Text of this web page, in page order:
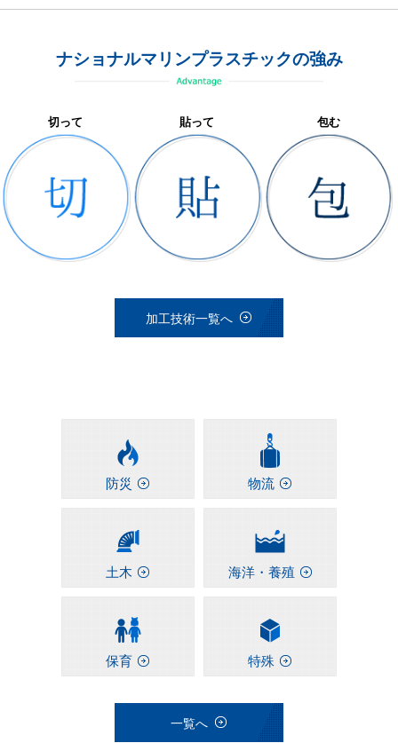
ナショナルマリンプラスチックの強み
切って 貼って 包む
加工技術一覧へ
防災 物流
土木 海洋・養殖
保育 特殊
一覧へ